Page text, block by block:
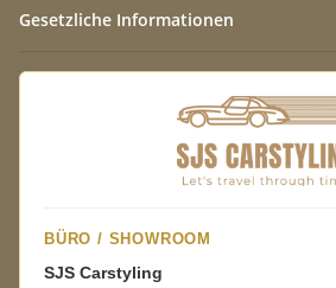
Gesetzliche Informationen
BÜRO / SHOWROOM
SJS Carstyling